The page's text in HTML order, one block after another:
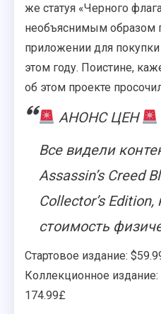
же статуя «Черного
необъяснимым образом
приложении для
этом году. Поистине,
об этом проекте
АНОНС ЦЕН
Все видели
Assassin’s Creed
Collector’s
стоимость
Стартовое издание:
Коллекционное
174.99£